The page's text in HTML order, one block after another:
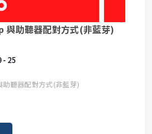
25
與助聽器配對方式(非藍芽)
聽器配對方式(非藍芽)